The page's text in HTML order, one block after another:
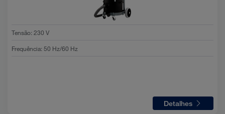
Tensão:230 V
Frequência:50 Hz/60 Hz
Detalhes